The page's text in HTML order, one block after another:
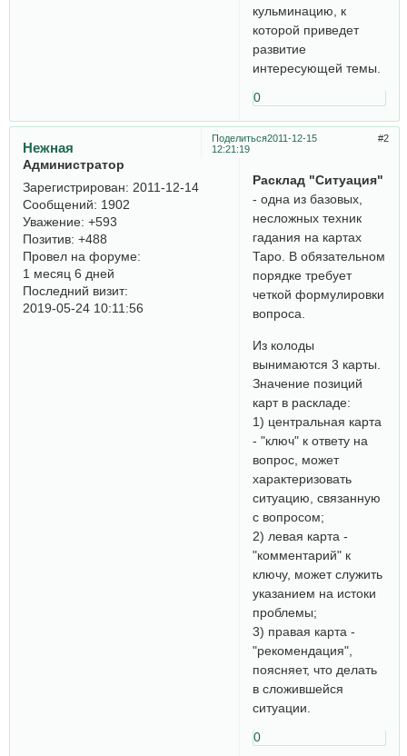
кульминацию, к
которой приведет
развитие
интересующей темы.
0
Поделиться 2
2011-12-15
12:21:19
Нежная
Администратор
Зарегистрирован: 2011-12-14
Сообщений: 1902
Уважение: +593
Позитив: +488
Провел на форуме:
1 месяц 6 дней
Последний визит:
2019-05-24 10:11:56
Расклад "Ситуация"
- одна из базовых,
несложных техник
гадания на картах
Таро. В обязательном
порядке требует
четкой формулировки
вопроса.
Из колоды
вынимаются 3 карты.
Значение позиций
карт в раскладе:
1) центральная карта
- "ключ" к ответу на
вопрос, может
характеризовать
ситуацию, связанную
с вопросом;
2) левая карта -
"комментарий" к
ключу, может служить
указанием на истоки
проблемы;
3) правая карта -
"рекомендация",
поясняет, что делать
в сложившейся
ситуации.
0